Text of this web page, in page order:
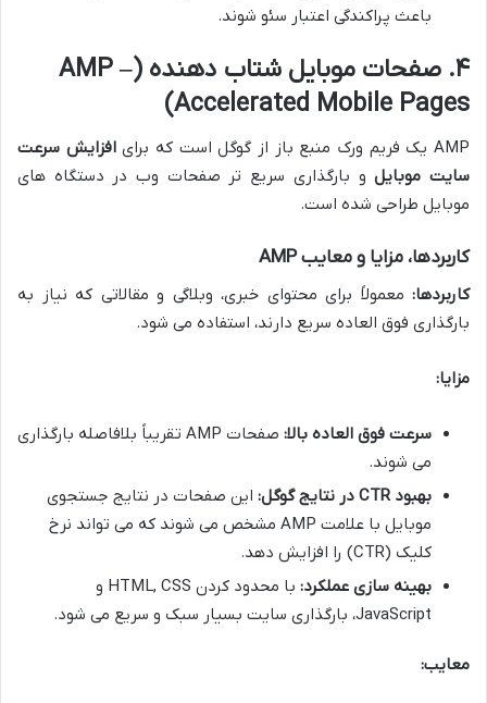
باعث پراکندگی اعتبار سئو شوند.
۴. صفحات موبایل شتاب دهنده (AMP –
Accelerated Mobile Pages)
AMP یک فریم ورک منبع باز از گوگل است که برای
افزایش سرعت
سایت موبایلو بارگذاری سریع تر صفحات وب در دستگاه های
موبایل طراحی شده است.
کاربردها، مزایا و معایب AMP
کاربردها: معمولاً برای محتوای خبری، وبلاگی و مقالاتی که نیاز به
بارگذاری فوق العاده سریع دارند، استفاده می شود.
مزایا:
سرعت فوق العاده بالا:
صفحات AMP تقریباً بلافاصله بارگذاری
می شوند.
بهبود CTR در نتایج گوگل:
این صفحات در نتایج جستجوی
موبایل با علامت AMP مشخص می شوند که می تواند نرخ
کلیک (CTR) را افزایش دهد.
بهینه سازی عملکرد:
با محدود کردن HTML, CSS و
JavaScript، بارگذاری سایت بسیار سبک و سریع می شود.
معایب: